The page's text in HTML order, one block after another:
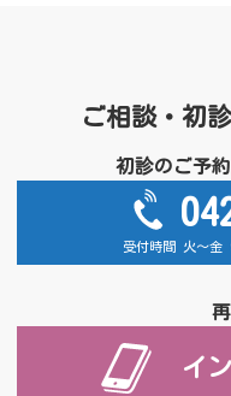
ご相談・初
初診のご予
受付時間 火～金
イ